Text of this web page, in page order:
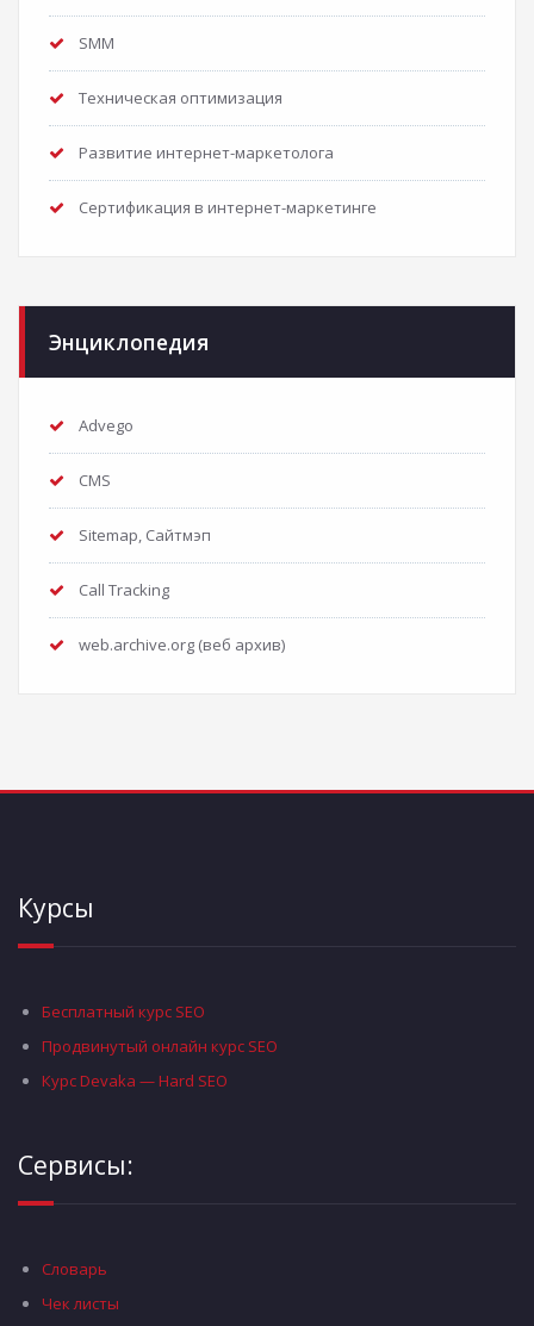
SMM
Техническая оптимизация
Развитие интернет-маркетолога
Сертификация в интернет-маркетинге
Энциклопедия
Advego
CMS
Sitemap, Сайтмэп
Call Tracking
web.archive.org (веб архив)
Курсы
Бесплатный курс SEO
Продвинутый онлайн курс SEO
Курс Devaka — Hard SEO
Сервисы:
Словарь
Чек листы